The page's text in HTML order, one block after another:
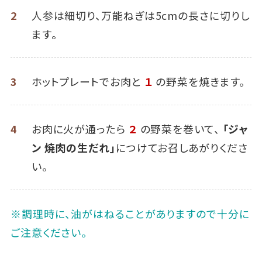
2
人参は細切り、万能ねぎは5cmの長さに切りし
ます。
3 ホットプレートでお肉と １ の野菜を焼きます。
4 お肉に火が通ったら ２ の野菜を巻いて、 「ジャ
ン 焼肉の生だれ」につけてお召しあがりくださ
い。
※調理時に、油がはねることがありますので十分に
ご注意ください。